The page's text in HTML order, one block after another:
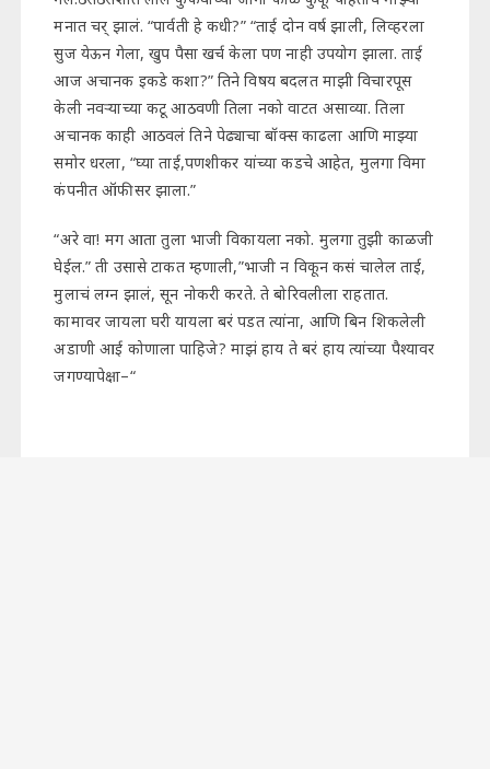
मनात चर् झालं. “पार्वती हे कधी?” “ताई दोन वर्ष झाली, लिव्हरला
सुज येऊन गेला, खुप पैसा खर्च केला पण नाही उपयोग झाला. ताई
आज अचानक इकडे कशा?” तिने विषय बदलत माझी विचारपूस
केली नवऱ्याच्या कटू आठवणी तिला नको वाटत असाव्या. तिला
अचानक काही आठवलं तिने पेढ्याचा बॉक्स काढला आणि माझ्या
समोर धरला, “घ्या ताई,पणशीकर यांच्या कडचे आहेत, मुलगा विमा
कंपनीत ऑफीसर झाला.”
“अरे वा! मग आता तुला भाजी विकायला नको. मुलगा तुझी काळजी
घेईल.” ती उसासे टाकत म्हणाली,”भाजी न विकून कसं चालेल ताई,
मुलाचं लग्न झालं, सून नोकरी करते. ते बोरिवलीला राहतात.
कामावर जायला घरी यायला बरं पडत त्यांना, आणि बिन शिकलेली
अडाणी आई कोणाला पाहिजे? माझं हाय ते बरं हाय त्यांच्या पैश्यावर
जगण्यापेक्षा–“